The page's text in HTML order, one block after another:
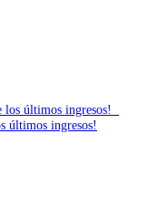
últimos ingresos!